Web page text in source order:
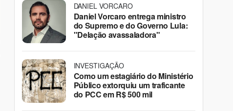
DANIEL VORCARO
Daniel Vorcaro entrega ministro
do Supremo e do Governo Lula:
"Delação avassaladora"
INVESTIGAÇÃO
Como um estagiário do Ministério
Público extorquiu um traficante
do PCC em R$ 500 mil